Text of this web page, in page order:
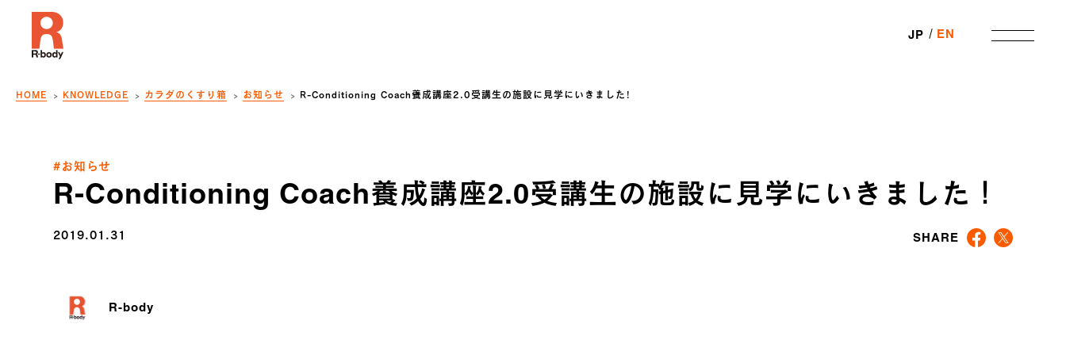
JP EN
HOME KNOWLEDGE カラダのくすり箱 お知らせ R-Conditioning Coach養成講座2.0受講生の施設に見学にいきました！
#お知らせ
R-Conditioning Coach養成講座2.0受講生の施設に見学にいきました！
2019.01.31 SHARE
R-body